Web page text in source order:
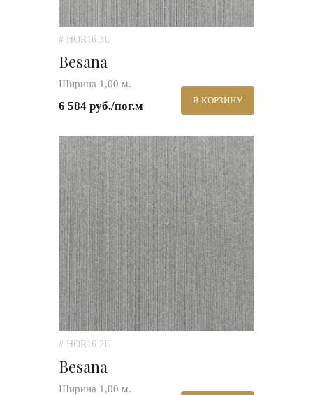
# HOR16.3U
Besana
Ширина 1,00 м.
6 584 руб./пог.м В КОРЗИНУ
# HOR16.2U
Besana
Ширина 1,00 м.